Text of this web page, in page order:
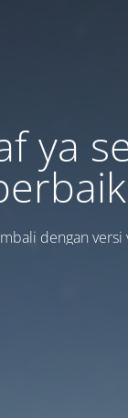
ya
dengan